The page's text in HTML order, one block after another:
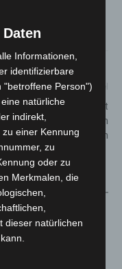
Nächster Artikel
Langenhagen erweitert
Schnelltest-Zentrum
nach Pfingsten
Barbara-
ihre Werke im
Isernhagen
Informationen,
identifizierbare
"betroffene Person")
natürliche
indirekt,
einer Kennung
zu
oder zu
Merkmalen, die
dieser natürlichen